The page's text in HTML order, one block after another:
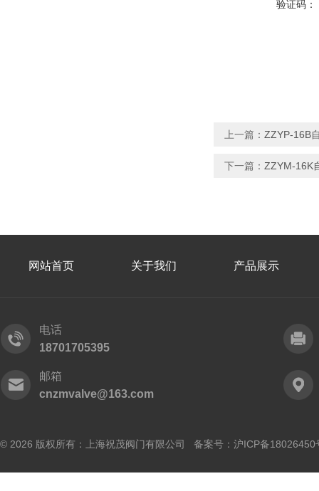
验证码：
上一篇： ZZYP-16B
下一篇： ZZYM-16K
网站首页 关于我们 产品展示
电话
18701705395
邮箱
cnzmvalve@163.com
© 2026 版权所有：上海祝茂阀门有限公司 备案号： 沪ICP备18026450